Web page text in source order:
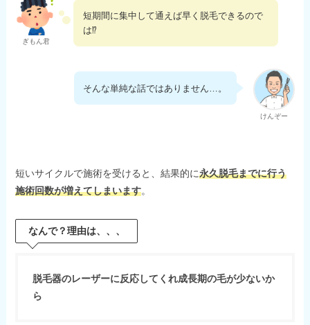
ぎもん君
短期間に集中して通えば早く脱毛できるので
は⁉
けんぞー
そんな単純な話ではありません…。
短いサイクルで施術を受けると、結果的に永久脱毛までに行う
施術回数が増えてしまいます。
なんで？理由は、、、
脱毛器のレーザーに反応してくれ成長期の毛が少ないか
ら